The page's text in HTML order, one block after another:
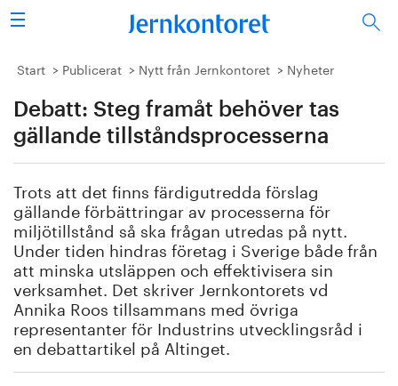
Sök
Stålindustrin
Vision 2050
Energi/miljö
Vi tycker
Publicerat
Bildbank
Om oss
Start Publicerat Nytt från Jernkontoret Nyheter
Debatt: Steg framåt behöver tas
gällande tillståndsprocesserna
Trots att det finns färdigutredda förslag
gällande förbättringar av processerna för
miljötillstånd så ska frågan utredas på nytt.
Under tiden hindras företag i Sverige både från
att minska utsläppen och effektivisera sin
verksamhet. Det skriver Jernkontorets vd
Annika Roos tillsammans med övriga
representanter för Industrins utvecklingsråd i
en debattartikel på Altinget.